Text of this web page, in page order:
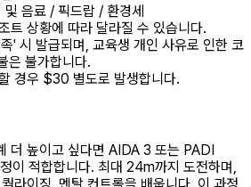
및 음료 / 픽드랍 / 환경세
트 상황에 따라 달라질 수 있습니다.
' 시 발급되며, 교육생 개인 사유로 인한 코
은 불가합니다.
경우 $30 별도로 발생합니다.
더 높이고 싶다면 AIDA 3 또는 PADI
적합합니다. 최대 24m까지 도전하며,
라이징, 멘탈 컨트롤을 배웁니다. 이 과정